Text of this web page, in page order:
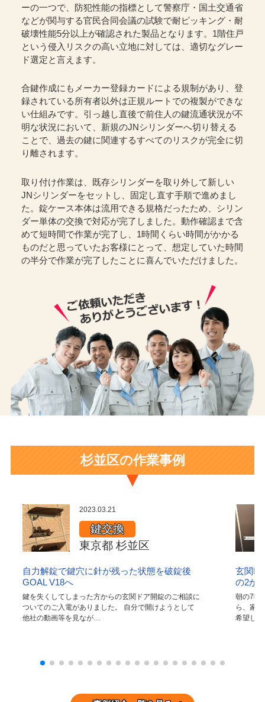
ーの一つで、防犯性能の指標として警察庁・国土交通省
などが関与する官民合同会議の試験で耐ピッキング・耐
破壊性能5分以上が確認された製品となります。1階住戸
という侵入リスクの高い立地に対しては、適切なグレー
ド選定と言えます。
合鍵作成にもメーカー登録カードによる規制があり、登
録されている所有者以外は正規ルートでの複製ができな
い仕組みです。引っ越し直後で前住人の鍵流通状況が不
明な状況において、新規のJNシリンダーへ切り替える
ことで、過去の鍵に関連するすべてのリスクが完全に切
り離されます。
取り付け作業は、既存シリンダーを取り外して新しい
JNシリンダーをセットし、固定し直す手順で進めまし
た。錠ケース本体は流用できる規格だったため、シリン
ダー単体の交換で対応が完了しました。動作確認まで含
めて短時間で作業が完了し、1時間くらい時間がかかる
ものだと思っていたお客様にとって、想定していた時間
の半分で作業が完了したことに喜んでいただけました。
杉並区の作業事例
2023.03.21
鍵交換
東京都 杉並区
自力解錠で鍵穴に針が残った状態を破錠後
GOAL V18へ
鍵を失くしてしまった方からの玄関ドア開錠のご相談に
ついてのご入電がありました。 自分で開けようとして
他社の動画等を見なが…
玄関
の2か
朝の7時
ら、家
希望し